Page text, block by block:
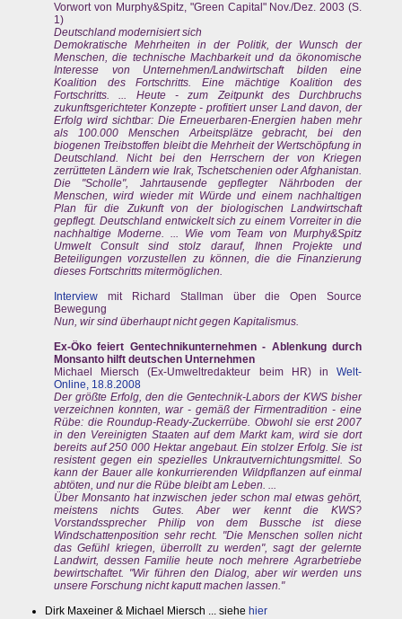
Vorwort von Murphy&Spitz, "Green Capital" Nov./Dez. 2003 (S.
1)
Deutschland modernisiert sich
Demokratische Mehrheiten in der Politik, der Wunsch der
Menschen, die technische Machbarkeit und da ökonomische
Interesse von Unternehmen/Landwirtschaft bilden eine
Koalition des Fortschritts. Eine mächtige Koalition des
Fortschritts. ... Heute - zum Zeitpunkt des Durchbruchs
zukunftsgerichteter Konzepte - profitiert unser Land davon, der
Erfolg wird sichtbar: Die Erneuerbaren-Energien haben mehr
als 100.000 Menschen Arbeitsplätze gebracht, bei den
biogenen Treibstoffen bleibt die Mehrheit der Wertschöpfung in
Deutschland. Nicht bei den Herrschern der von Kriegen
zerrütteten Ländern wie Irak, Tschetschenien oder Afghanistan.
Die "Scholle", Jahrtausende gepflegter Nährboden der
Menschen, wird wieder mit Würde und einem nachhaltigen
Plan für die Zukunft von der biologischen Landwirtschaft
gepflegt. Deutschland entwickelt sich zu einem Vorreiter in die
nachhaltige Moderne. ... Wie vom Team von Murphy&Spitz
Umwelt Consult sind stolz darauf, Ihnen Projekte und
Beteiligungen vorzustellen zu können, die die Finanzierung
dieses Fortschritts mitermöglichen.
Interview mit Richard Stallman über die Open Source
Bewegung
Nun, wir sind überhaupt nicht gegen Kapitalismus.
Ex-Öko feiert Gentechnikunternehmen - Ablenkung durch
Monsanto hilft deutschen Unternehmen
Michael Miersch (Ex-Umweltredakteur beim HR) inWelt-
Online, 18.8.2008
Der größte Erfolg, den die Gentechnik-Labors der KWS bisher
verzeichnen konnten, war - gemäß der Firmentradition - eine
Rübe: die Roundup-Ready-Zuckerrübe. Obwohl sie erst 2007
in den Vereinigten Staaten auf dem Markt kam, wird sie dort
bereits auf 250 000 Hektar angebaut. Ein stolzer Erfolg. Sie ist
resistent gegen ein spezielles Unkrautvernichtungsmittel. So
kann der Bauer alle konkurrierenden Wildpflanzen auf einmal
abtöten, und nur die Rübe bleibt am Leben. ...
Über Monsanto hat inzwischen jeder schon mal etwas gehört,
meistens nichts Gutes. Aber wer kennt die KWS?
Vorstandssprecher Philip von dem Bussche ist diese
Windschattenposition sehr recht. "Die Menschen sollen nicht
das Gefühl kriegen, überrollt zu werden", sagt der gelernte
Landwirt, dessen Familie heute noch mehrere Agrarbetriebe
bewirtschaftet. "Wir führen den Dialog, aber wir werden uns
unsere Forschung nicht kaputt machen lassen."
Dirk Maxeiner & Michael Miersch ... siehe hier